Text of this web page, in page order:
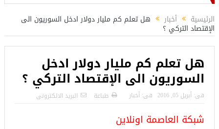
الرئيسية أخبار هل تعلم كم مليار دولار ادخل السوريون الى
الإقتصاد التركي ؟
هل تعلم كم مليار دولار ادخل
السوريون الى الإقتصاد التركي ؟
فى: أبريل 05, 2016 فى: أخبار طباعة البريد الالكترونى
شبكة العاصمة اونلاين